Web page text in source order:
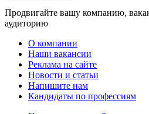
Продвигайте вашу компанию,
аудиторию
О компании
Наши вакансии
Реклама на сайте
Новости и статьи
Напишите нам
Кандидаты по профессиям